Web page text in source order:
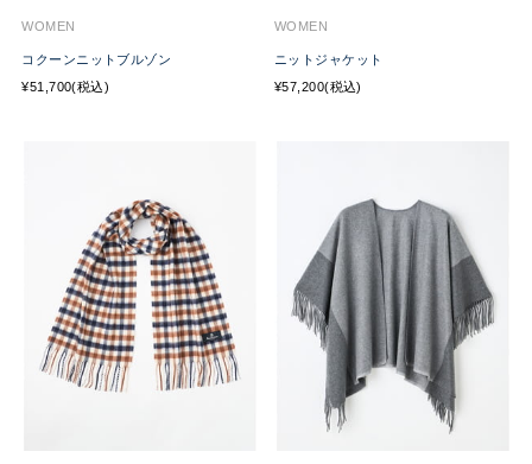
WOMEN
コクーンニットブルゾン
¥51,700(税込)
WOMEN
ニットジャケット
¥57,200(税込)